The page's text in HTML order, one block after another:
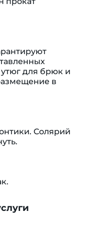
для брюк и
в
Солярий